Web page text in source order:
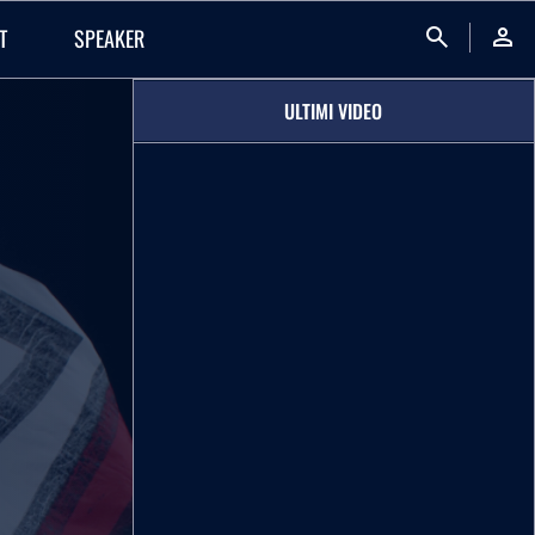
SPEAKER search person
ULTIMI VIDEO